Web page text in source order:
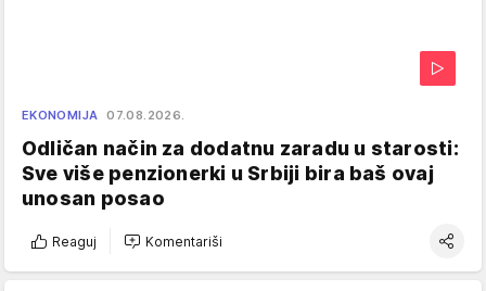
EKONOMIJA 07.08.2026.
Odličan način za dodatnu zaradu u starosti:
Sve više penzionerki u Srbiji bira baš ovaj
unosan posao
Reaguj Komentariši